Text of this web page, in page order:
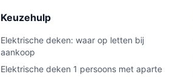
Keuzehulp
Elektrische deken: waar op letten bij
aankoop
Elektrische deken 1 persoons met aparte